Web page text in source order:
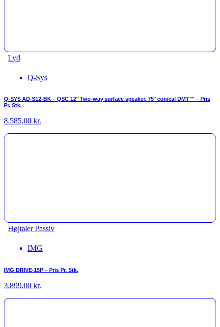
Lyd
Q-Sys
Q-SYS AD-S12-BK – QSC 12″ Two-way surface speaker, 75° conical DMT™ – Pris
Pr. Stk.
8.585,00 kr.
Højtaler Passiv
IMG
IMG DRIVE-15P – Pris Pr. Stk.
3.899,00 kr.